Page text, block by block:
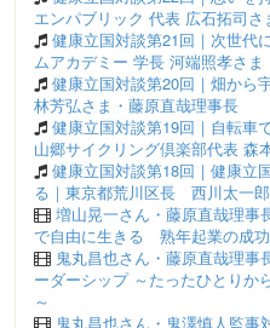
エンパブリック 代表 広石拓司
健康立国対談第21回｜次世代
ムアカデミー 学長 河端照孝さ
健康立国対談第20回｜畑から
林芳弘さま・藤原直哉理事長
健康立国対談第19回｜自転車
山郷サイクリング倶楽部代表 森
健康立国対談第18回｜健康立
る｜東京都荒川区長 西川太一
増山晃一さん・藤原直哉理事
で自由に生きる 熟年起業の成
鬼丸昌也さん・藤原直哉理事
ーダーシップ ～たったひとりか
～
鬼丸昌也さん・鬼澤慎人監